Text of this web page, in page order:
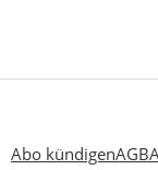
Abo kündigenAGB